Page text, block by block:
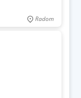
Radom